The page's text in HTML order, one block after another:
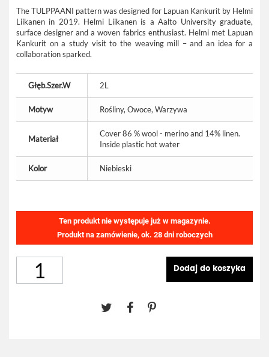
The TULPPAANI pattern was designed for Lapuan Kankurit by Helmi
Liikanen in 2019. Helmi Liikanen is a Aalto University graduate,
surface designer and a woven fabrics enthusiast. Helmi met Lapuan
Kankurit on a study visit to the weaving mill – and an idea for a
collaboration sparked.
Głęb.Szer.W 2L
Motyw Rośliny, Owoce, Warzywa
Materiał
Cover 86 % wool - merino and 14% linen.
Inside plastic hot water
Kolor Niebieski
Ten produkt nie występuje już w magazynie.
Produkt na zamówienie, ok. 28 dni roboczych
Dodaj do koszyka